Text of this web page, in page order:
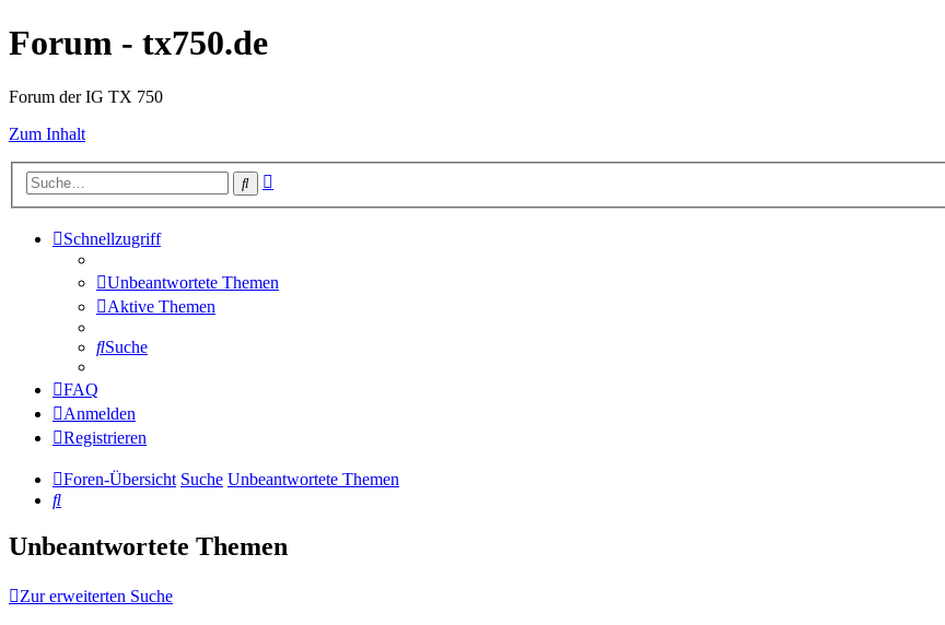
Forum - tx750.de
Forum der IG TX 750
Zum Inhalt
Suche
Schnellzugriff
Unbeantwortete Themen
Aktive Themen
Suche
FAQ
Anmelden
Registrieren
Foren-Übersicht Suche Unbeantwortete Themen
Suche
Unbeantwortete Themen
Zur erweiterten Suche